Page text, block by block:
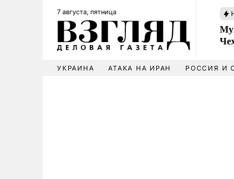
7 августа, пятница
УКРАИНА АТАКА НА ИРАН РОССИЯ И